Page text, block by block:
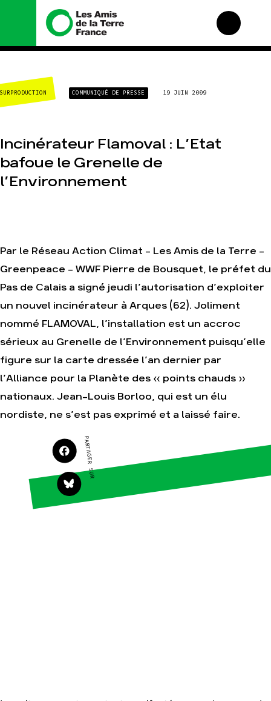
Nous connaître
Histoire
Valeurs
Équipes et
Total, rendez-vous au
Mode : une tendance
Agir
Faire un don
S'engager sur le terrain
Agir au quotidien
campagnes
Transmettre tout ou
patrimoine
Télécharger
Nos thématiques
Climat – Énergie
Surproduction
Agriculture
Actualités
Espace presse
Groupes locaux
SURPRODUCTION COMMUNIQUÉ DE PRESSE 19 JUIN 2009
Incinérateur Flamoval : L’Etat
bafoue le Grenelle de
l’Environnement
Par le Réseau Action Climat – Les Amis de la Terre –
Greenpeace - WWF Pierre de Bousquet, le préfet du
Pas de Calais a signé jeudi l’autorisation d’exploiter
un nouvel incinérateur à Arques (62). Joliment
nommé FLAMOVAL, l’installation est un accroc
sérieux au Grenelle de l’Environnement puisqu’elle
figure sur la carte dressée l’an dernier par
l’Alliance pour la Planète des « points chauds »
nationaux. Jean-Louis Borloo, qui est un élu
nordiste, ne s’est pas exprimé et a laissé faire.
PARTAGER SUR